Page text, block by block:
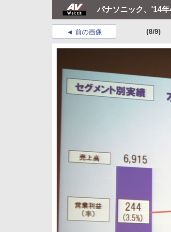
パナソニック、'14
前の画像 (8/9)